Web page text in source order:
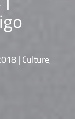
Culture,